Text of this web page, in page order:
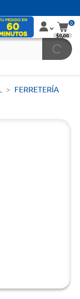
0
$0,00
FERRETERÍA